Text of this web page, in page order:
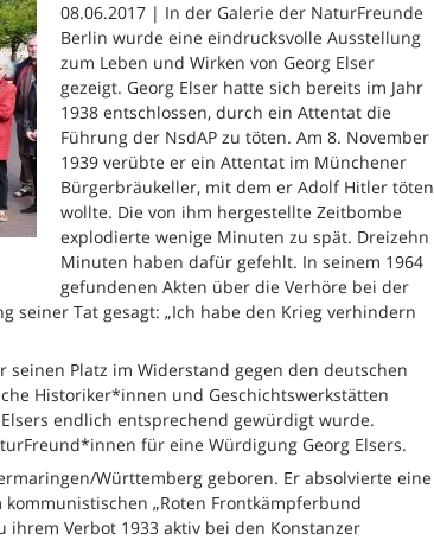
08.06.2017 | In der Galerie der NaturFreunde
Berlin wurde eine eindrucksvolle Ausstellung
zum Leben und Wirken von Georg Elser
gezeigt. Georg Elser hatte sich bereits im Jahr
1938 entschlossen, durch ein Attentat die
Führung der NsdAP zu töten. Am 8. November
1939 verübte er ein Attentat im Münchener
Bürgerbräukeller, mit dem er Adolf Hitler töten
wollte. Die von ihm hergestellte Zeitbombe
explodierte wenige Minuten zu spät. Dreizehn
Minuten haben dafür gefehlt. In seinem 1964
gefundenen Akten über die Verhöre bei der
seiner Tat gesagt: „Ich habe den Krieg verhindern
seinen Platz im Widerstand gegen den deutschen
Historiker*innen und Geschichtswerkstätten
endlich entsprechend gewürdigt wurde.
für eine Würdigung Georg Elsers.
Württemberg geboren. Er absolvierte eine
„Roten Frontkämpferbund
ihrem Verbot 1933 aktiv bei den Konstanzer